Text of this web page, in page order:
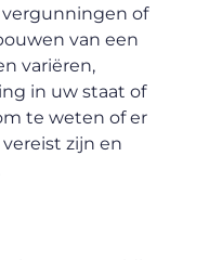
of
van een
variëren,
in uw staat of
te weten of er
zijn en